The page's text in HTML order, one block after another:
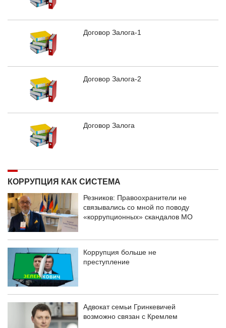
Договор Залога-1
Договор Залога-2
Договор Залога
КОРРУПЦИЯ КАК СИСТЕМА
Резников: Правоохранители не
связывались со мной по поводу
«коррупционных» скандалов МО
Коррупция больше не
преступление
Адвокат семьи Гринкевичей
возможно связан с Кремлем